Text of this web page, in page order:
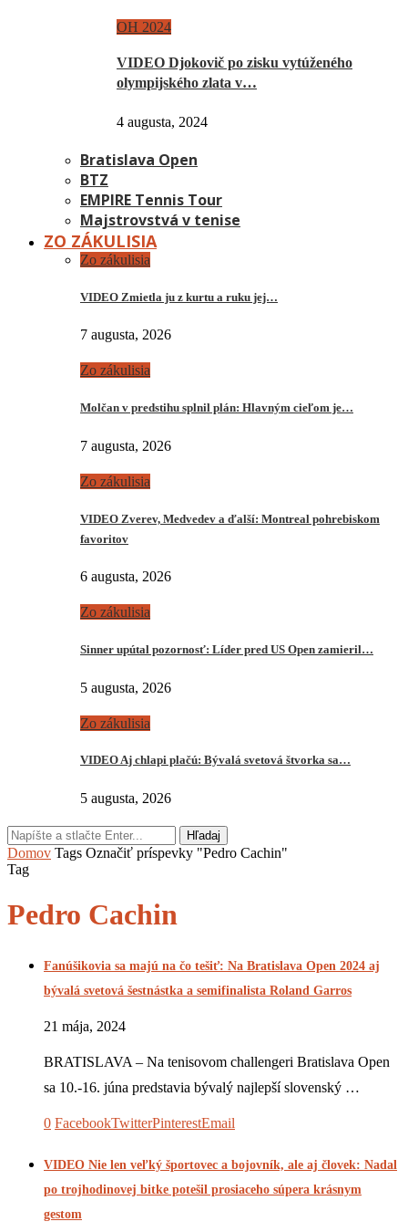
OH 2024
VIDEO Djokovič po zisku vytúženého
olympijského zlata v…
4 augusta, 2024
Bratislava Open
BTZ
EMPIRE Tennis Tour
Majstrovstvá v tenise
ZO ZÁKULISIA
Zo zákulisia
VIDEO Zmietla ju z kurtu a ruku jej…
7 augusta, 2026
Zo zákulisia
Molčan v predstihu splnil plán: Hlavným cieľom je…
7 augusta, 2026
Zo zákulisia
VIDEO Zverev, Medvedev a ďalší: Montreal pohrebiskom
favoritov
6 augusta, 2026
Zo zákulisia
Sinner upútal pozornosť: Líder pred US Open zamieril…
5 augusta, 2026
Zo zákulisia
VIDEO Aj chlapi plačú: Bývalá svetová štvorka sa…
5 augusta, 2026
Hľadaj
Domov Tags Označiť príspevky "Pedro Cachin"
Tag
Pedro Cachin
Fanúšikovia sa majú na čo tešiť: Na Bratislava Open 2024 aj
bývalá svetová šestnástka a semifinalista Roland Garros
21 mája, 2024
BRATISLAVA – Na tenisovom challengeri Bratislava Open
sa 10.-16. júna predstavia bývalý najlepší slovenský …
0 FacebookTwitterPinterestEmail
VIDEO Nie len veľký športovec a bojovník, ale aj človek: Nadal
po trojhodinovej bitke potešil prosiaceho súpera krásnym
gestom